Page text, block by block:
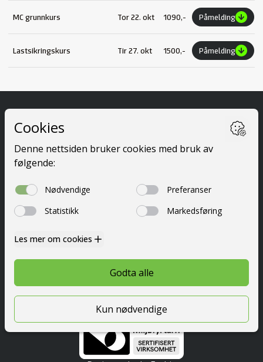
MC grunnkurs Tor 22. okt 1090,- Påmelding
Lastsikringskurs Tir 27. okt 1500,- Påmelding
Priser
Nyttig info
© 2026 Festetrafikkskole AS
Personvern